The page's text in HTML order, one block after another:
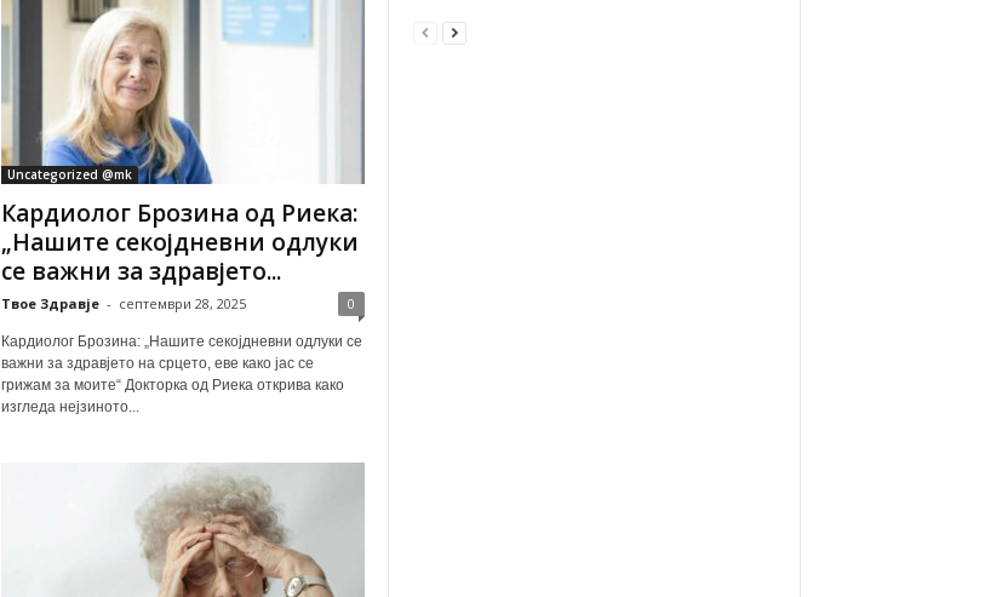
Uncategorized @mk
Кардиолог Брозина од Риека:
„Нашите секојдневни одлуки
се важни за здравјето...
Твое Здравје - септември 28, 2025 0
Кардиолог Брозина: „Нашите секојдневни одлуки се
важни за здравјето на срцето, еве како јас се
грижам за моите“ Докторка од Риека открива како
изгледа нејзиното...